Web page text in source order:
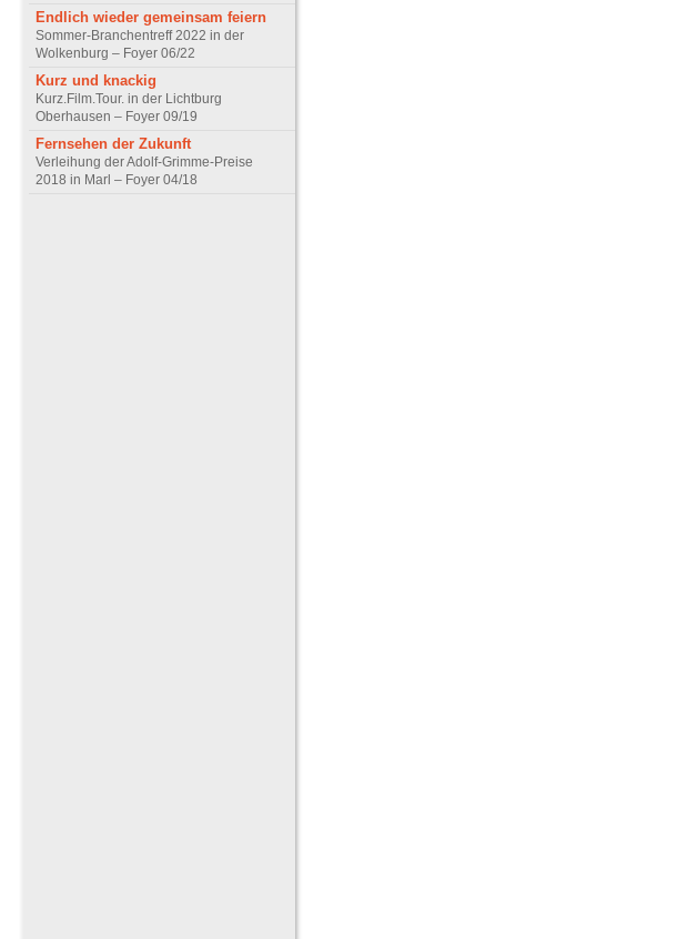
Endlich wieder gemeinsam feiern
Sommer-Branchentreff 2022 in der
Wolkenburg – Foyer 06/22
Kurz und knackig
Kurz.Film.Tour. in der Lichtburg
Oberhausen – Foyer 09/19
Fernsehen der Zukunft
Verleihung der Adolf-Grimme-Preise
2018 in Marl – Foyer 04/18